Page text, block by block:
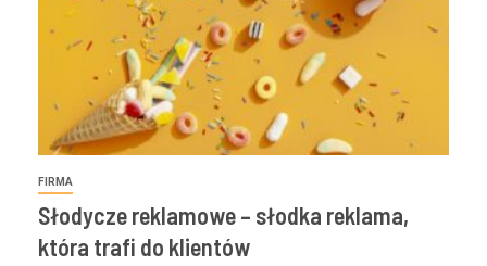
FIRMA
Słodycze reklamowe – słodka reklama,
która trafi do klientów